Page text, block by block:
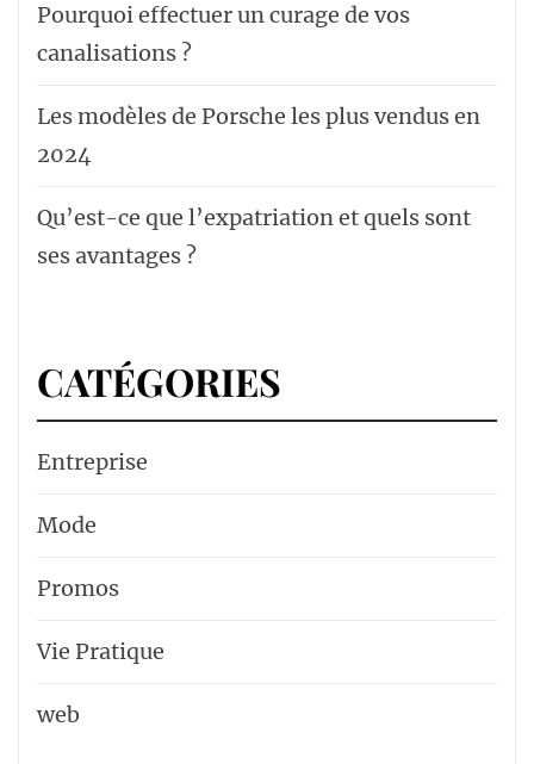
Pourquoi effectuer un curage de vos
canalisations ?
Les modèles de Porsche les plus vendus en
2024
Qu’est-ce que l’expatriation et quels sont
ses avantages ?
CATÉGORIES
Entreprise
Mode
Promos
Vie Pratique
web